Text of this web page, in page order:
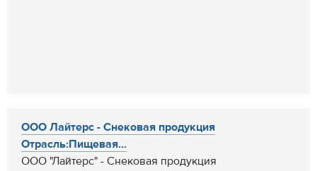
ООО Лайтерс - Снековая продукция
Отрасль:Пищевая...
ООО "Лайтерс" - Снековая продукция